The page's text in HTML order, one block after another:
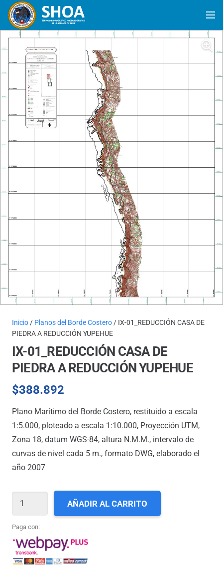
Inicio / Planos del Borde Costero / IX-01_REDUCCIÓN CASA DE
PIEDRA A REDUCCIÓN YUPEHUE
IX-01_REDUCCIÓN CASA DE
PIEDRA A REDUCCIÓN YUPEHUE
$388.892
Plano Marítimo del Borde Costero, restituido a escala
1:5.000, ploteado a escala 1:10.000, Proyección UTM,
Zona 18, datum WGS-84, altura N.M.M., intervalo de
curvas de nivel cada 5 m., formato DWG, elaborado el
año 2007
CASA
DE
PIEDRA
A
AÑADIR AL CARRITO
Paga con: